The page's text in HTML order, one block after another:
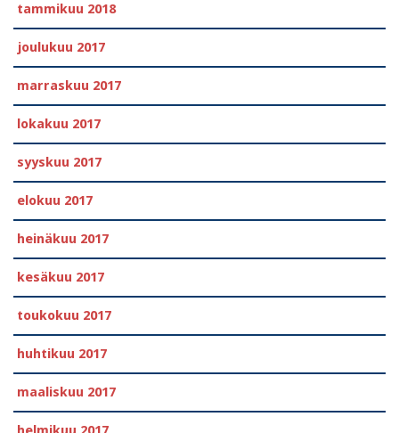
tammikuu 2018
joulukuu 2017
marraskuu 2017
lokakuu 2017
syyskuu 2017
elokuu 2017
heinäkuu 2017
kesäkuu 2017
toukokuu 2017
huhtikuu 2017
maaliskuu 2017